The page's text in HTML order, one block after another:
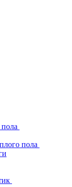
пола